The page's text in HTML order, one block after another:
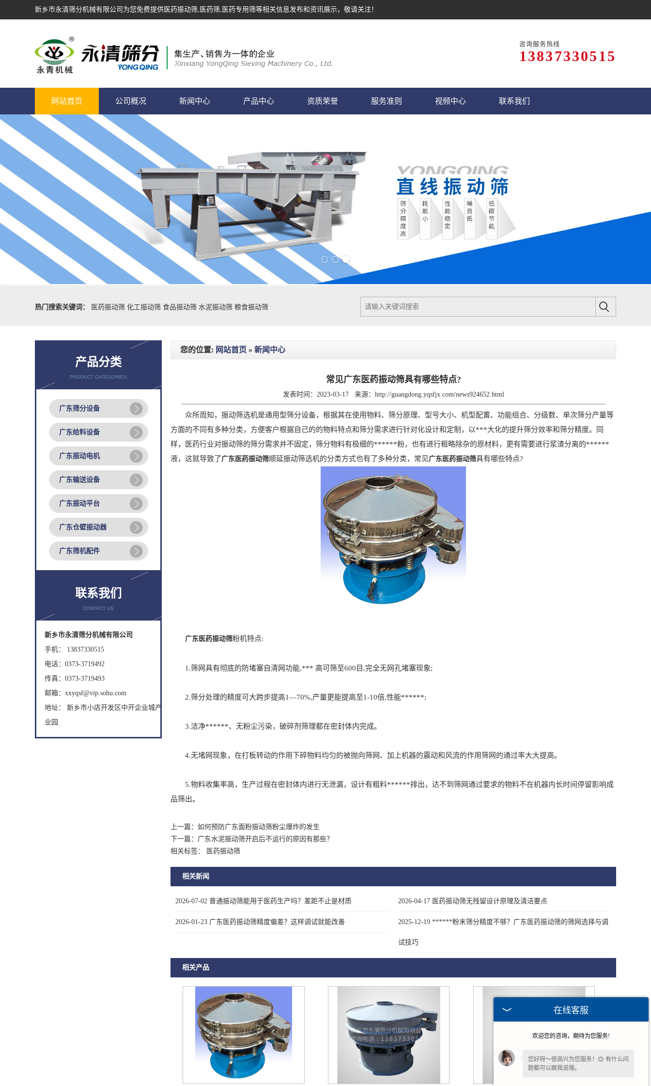
新乡市永清筛分机械有限公司为您免费提供 医药振动筛,医药筛,医药专用筛等相关信息发布和资讯展示，敬请关注！
咨询服务热线
13837330515
网站首页 公司概况 新闻中心 产品中心 资质荣誉 服务准则 视频中心 联系我们
热门搜索关键词：
医药振动筛 化工振动筛 食品振动筛 水泥振动筛 粮食振动筛
产品分类
PRODUCT CATEGORIES
广东筛分设备
广东给料设备
广东振动电机
广东输送设备
广东振动平台
广东仓壁振动器
广东筛机配件
联系我们
CONTACT US
新乡市永清筛分机械有限公司
手机： 13837330515
电话：0373-3719492
传真：0373-3719493
邮箱：xxyqsf@vip.sohu.com
地址： 新乡市小店开发区中开企业城产
业园
您的位置: 网站首页 » 新闻中心
常见广东医药振动筛具有哪些特点?
发表时间：2023-03-17 来源： http://guangdong.yqsfjx.com/news924652.html
众所周知，振动筛选机是通用型筛分设备，根据其在使用物料、筛分原理、型号大小、机型配置、功能组合、分级数、单次筛分产量等
方面的不同有多种分类，方便客户根据自己的的物料特点和筛分需求进行针对化设计和定制，以***大化的提升筛分效率和筛分精度。同
样，医药行业对振动筛的筛分需求并不固定，筛分物料有极细的******粉，也有进行粗略除杂的原材料，更有需要进行浆渣分离的******
液，这就导致了 广东医药振动筛顺延振动筛选机的分类方式也有了多种分类，常见广东医药振动筛具有哪些特点?
广东医药振动筛粉机特点:
1.筛网具有彻底的防堵塞自清网功能,*** 高可筛至600目,完全无网孔堵塞现象;
2.筛分处理的精度可大跨步提高1—70%,产量更能提高至1-10倍,性能******;
3.洁净******、无粉尘污染，破碎剂筛理都在密封体内完成。
4.无堵网现象，在打板转动的作用下碎物料均匀的被抛向筛网、加上机器的震动和风流的作用筛网的通过率大大提高。
5.物料收集率高，生产过程在密封体内进行无泄漏，设计有粗料******排出，达不到筛网通过要求的物料不在机器内长时间停留影响成
品筛出。
上一篇： 如何预防广东面粉振动筛粉尘爆炸的发生
下一篇： 广东水泥振动筛开启后不运行的原因有那些？
相关标签： 医药振动筛
相关新闻
2026-07-02 普通振动筛能用于医药生产吗？差距不止是材质 2026-04-17 医药振动筛无残留设计原理及清洁要点
2026-01-23 广东医药振动筛精度偏差？这样调试就能改善 2025-12-19 ******粉末筛分精度不够？广东医药振动筛的筛网选择与调
试技巧
相关产品
在线客服
欢迎您的咨询，期待为您服务!
您好呀～很高兴为您服务！😊 有什么问
题都可以跟我说哦。